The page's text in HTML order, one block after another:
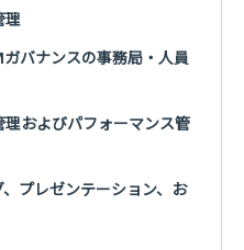
理
バナンスの事務局・人員
およびパフォーマンス管
プレゼンテーション、お